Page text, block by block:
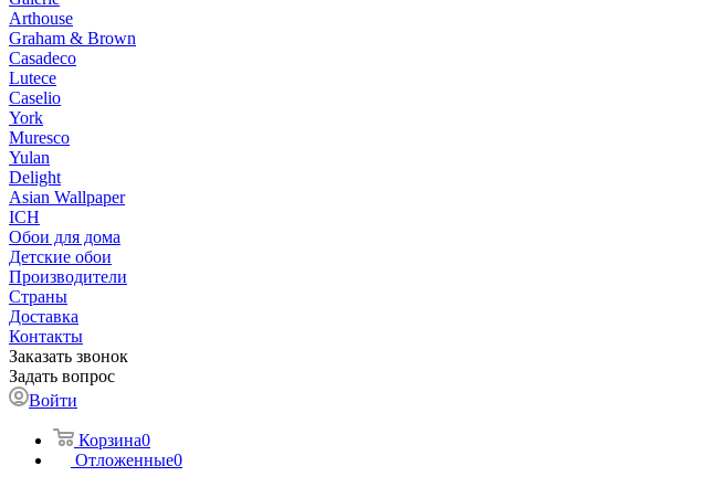
Arthouse
Graham & Brown
Casadeco
Lutece
Caselio
York
Muresco
Yulan
Delight
Asian Wallpaper
ICH
Обои для дома
Детские обои
Производители
Страны
Доставка
Контакты
Заказать звонок
Задать вопрос
Войти
Корзина0
Отложенные0